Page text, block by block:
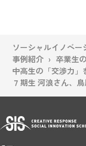
ソーシャルイノベ
事例紹介
卒業生
中高生の「交渉力」
７期生 河浪さん、